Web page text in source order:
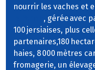
nourrir les vaches et
, gérée avec
100 jersiaises, plus
partenaires,180
haies, 8 000 mètres
fromagerie, un